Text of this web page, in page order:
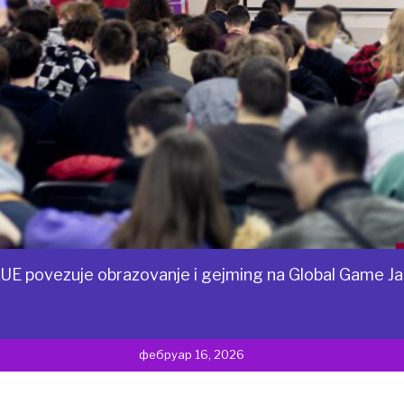
povezuje obrazovanje i gejming na Global Game
фебруар 16, 2026